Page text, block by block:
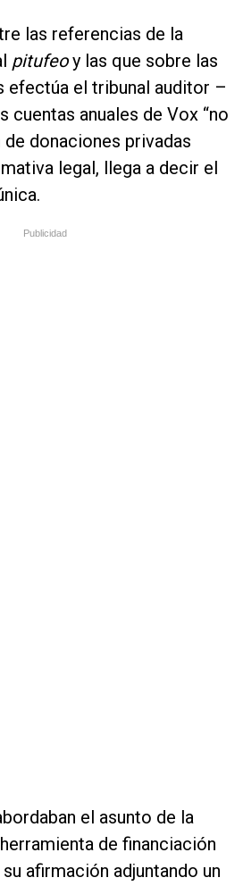
las referencias de la
pitufeoy las que sobre las
efectúa el tribunal auditor –
cuentas anuales de Vox “no
donaciones privadas
legal, llega a decir el
Publicidad
el asunto de la
de financiación
afirmación adjuntando un